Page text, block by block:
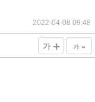
2022-04-08 09:48
가 + 가 -